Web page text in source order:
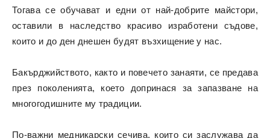
Тогава се обучават и едни от най-добрите майстори,
оставили в наследство красиво изработени съдове,
които и до ден днешен будят възхищение у нас.
Бакърджийството, както и повечето занаяти, се предава
през поколенията, което допринася за запазване на
многогодишните му традиции.
По-важни медникарски сечива, които си заслужава да